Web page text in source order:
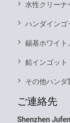
水性クリーナ
ハンダインゴ
錫基ホワイト
鉛インゴット
その他ハンダ
ご連絡先
Shenzhen